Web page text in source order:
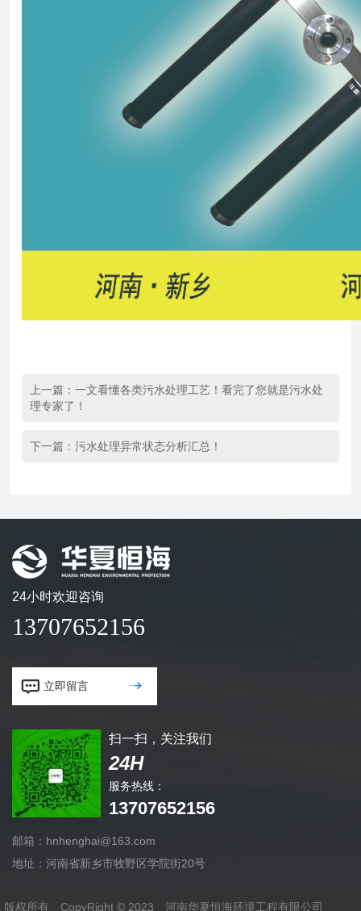
上一篇： 一文看懂各类污水处理工艺！看完了您就是污水处
理专家了！
下一篇： 污水处理异常状态分析汇总！
24小时欢迎咨询
13707652156
立即留言
 
扫一扫，关注我们
24H
服务热线：
13707652156
邮箱：hnhenghai@163.com
地址：河南省新乡市牧野区学院街20号
版权所有 CopyRight © 2023 河南华夏恒海环境工程有限公司